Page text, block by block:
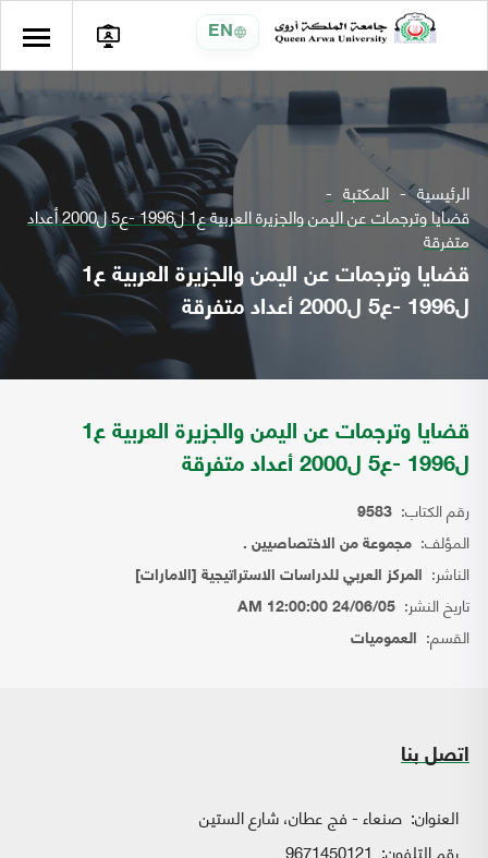
EN
الرئيسية المكتبة
قضايا وترجمات عن اليمن والجزيرة العربية ع1 ل1996 -ع5 ل2000 أعداد
متفرقة
قضايا وترجمات عن اليمن والجزيرة العربية ع1
ل1996 -ع5 ل2000 أعداد متفرقة
قضايا وترجمات عن اليمن والجزيرة العربية ع1
ل1996 -ع5 ل2000 أعداد متفرقة
رقم الكتاب: 9583
المؤلف: مجموعة من الاختصاصيين .
الناشر: المركز العربي للدراسات الاستراتيجية [الامارات]
تاريخ النشر: 24/06/05 12:00:00 AM
القسم: العموميات
اتصل بنا
العنوان: صنعاء - فج عطان، شارع الستين
رقم التلفون: 9671450121